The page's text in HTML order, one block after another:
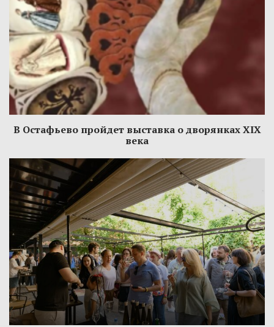
В Остафьево пройдет выставка о дворянках XIX
века